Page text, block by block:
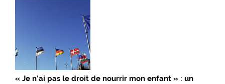
« Je n’ai pas le droit de nourrir mon enfant » : un